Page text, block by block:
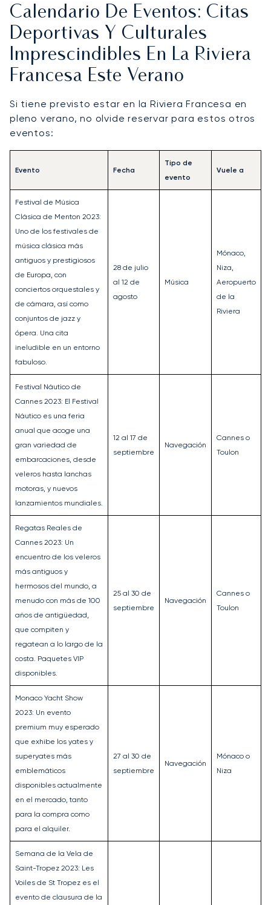
Calendario De Eventos: Citas
Deportivas Y Culturales
Imprescindibles En La Riviera
Francesa Este Verano
Si tiene previsto estar en la Riviera Francesa en
pleno verano, no olvide reservar para estos otros
eventos:
Evento Fecha
Tipo de
evento
Vuele a
Festival de Música
Clásica de Menton 2023:
Uno de los festivales de
música clásica más
antiguos y prestigiosos
de Europa, con
conciertos orquestales y
de cámara, así como
conjuntos de jazz y
ópera. Una cita
ineludible en un entorno
fabuloso.
28 de julio
al 12 de
agosto
Música
Mónaco,
Niza,
Aeropuerto
de la
Riviera
Festival Náutico de
Cannes 2023: El Festival
Náutico es una feria
anual que acoge una
gran variedad de
embarcaciones, desde
veleros hasta lanchas
motoras, y nuevos
lanzamientos mundiales.
12 al 17 de
septiembre
Navegación
Cannes o
Toulon
Regatas Reales de
Cannes 2023: Un
encuentro de los veleros
más antiguos y
hermosos del mundo, a
menudo con más de 100
años de antigüedad,
que compiten y
regatean a lo largo de la
costa. Paquetes VIP
disponibles.
25 al 30 de
septiembre
Navegación
Cannes o
Toulon
Monaco Yacht Show
2023: Un evento
premium muy esperado
que exhibe los yates y
superyates más
emblemáticos
disponibles actualmente
en el mercado, tanto
para la compra como
para el alquiler.
27 al 30 de
septiembre
Navegación
Mónaco o
Niza
Semana de la Vela de
Saint-Tropez 2023: Les
Voiles de St Tropez es el
evento de clausura de la